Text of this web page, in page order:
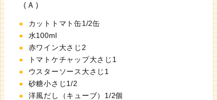
（Ａ）
カットトマト缶1/2缶
水100ml
赤ワイン大さじ2
トマトケチャップ大さじ1
ウスターソース大さじ1
砂糖小さじ1/2
洋風だし（キューブ）1/2個